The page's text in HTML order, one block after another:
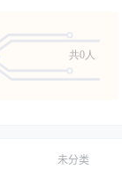
共0人
未分类